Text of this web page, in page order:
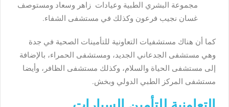
مجموعة البشري الطبية وعيادات زاهر وسعاد ومستوصف
غسان نجيب فرعون وكذلك في مستشفى الشفاء.
كما أن هناك مستشفيات التعاونية للتأمينات الصحية في جدة
وهي مستشفى الجدعاني الجديد، ومستشفى الحمراء، بالإضافة
إلى مستشفى الحياة والسلام، وكذلك مستشفى الظافر، وأيضا
مستشفى المركز الطبي الدولي وبخش.